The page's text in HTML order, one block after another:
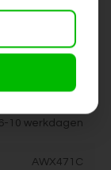
industrieel
aardetinten
10 werkdagen
AWX471C